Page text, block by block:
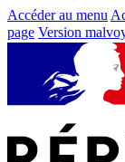
Accéder au menu
page Version